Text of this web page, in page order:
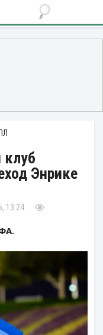
клуб
Энрике
13:24